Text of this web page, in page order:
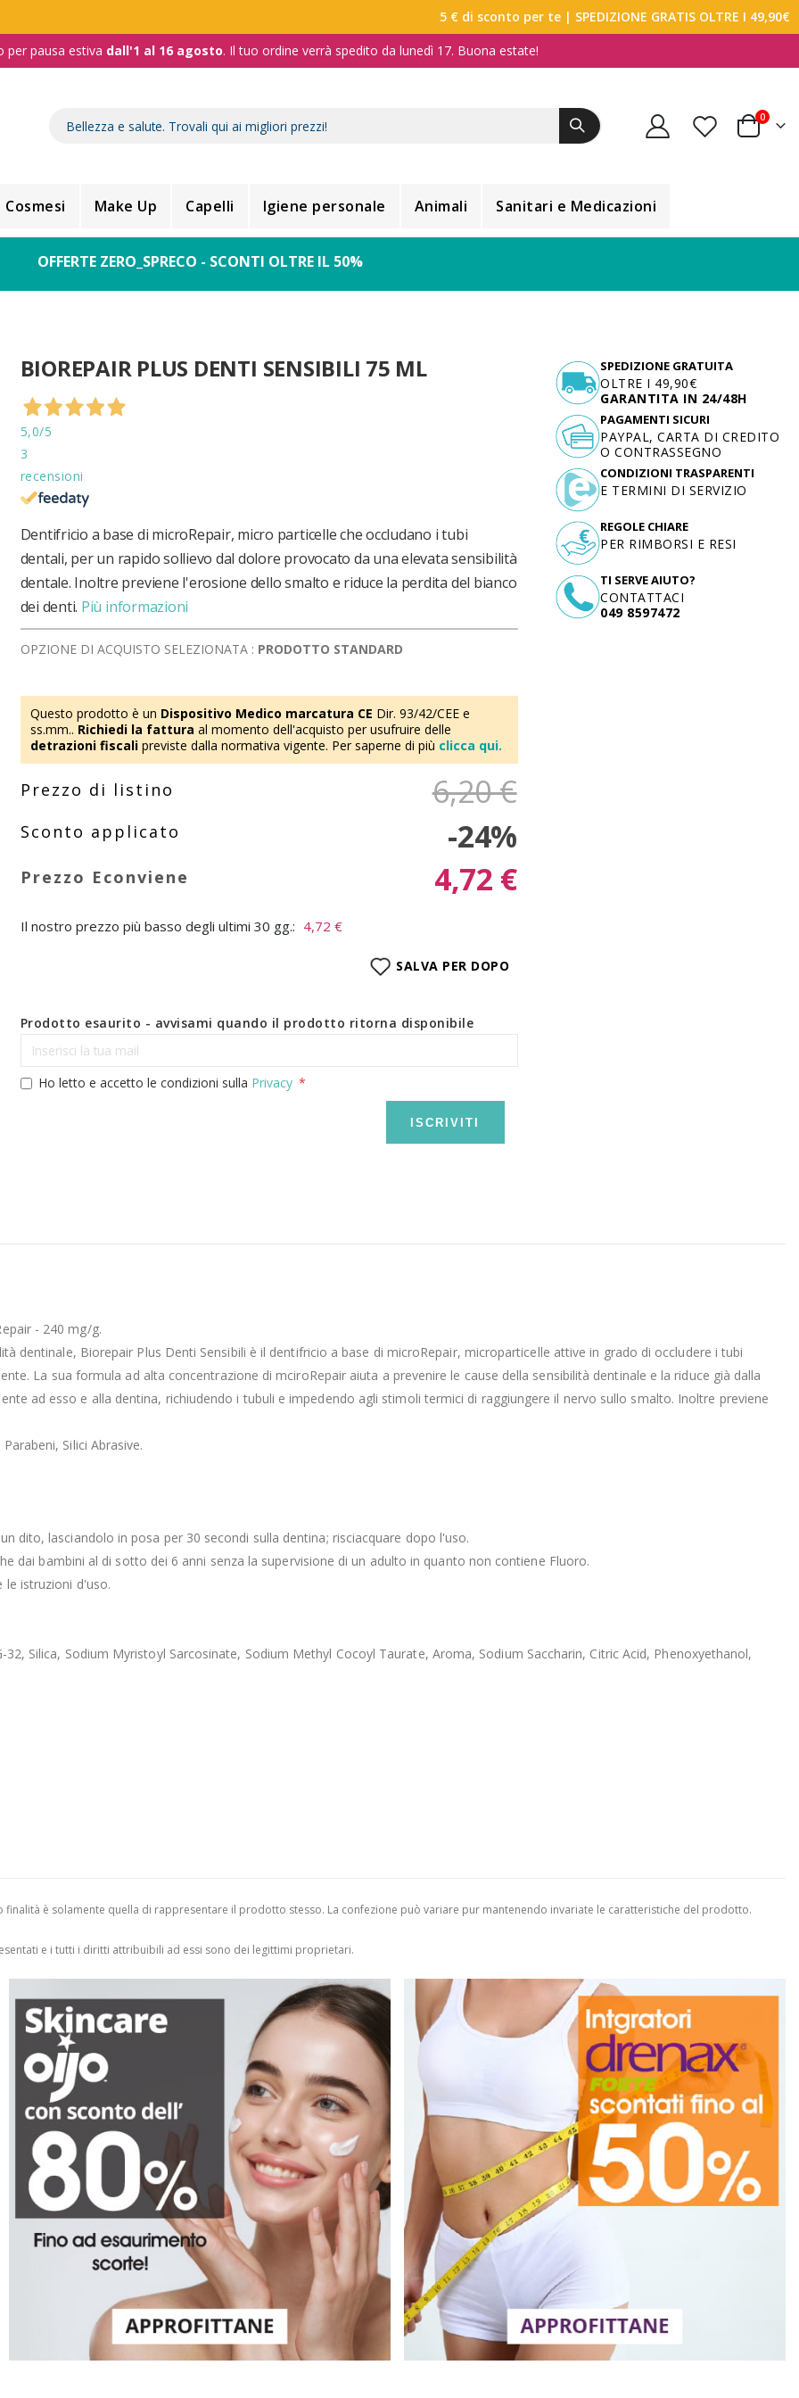
5 € di sconto per te | SPEDIZIONE GRATIS OLTRE I 49,90€
per pausa estiva dall'1 al 16 agosto. Il tuo ordine verrà spedito da lunedì 17. Buona estate!
Carrello
0
Cosmesi Make Up Capelli Igiene personale Animali Sanitari e Medicazioni
OFFERTE ZERO_SPRECO - SCONTI OLTRE IL 50%
BIOREPAIR PLUS DENTI SENSIBILI 75 ML
5,0/5
3
recensioni
Dentifricio a base di microRepair, micro particelle che occludano i tubi
dentali, per un rapido sollievo dal dolore provocato da una elevata sensibilità
dentale. Inoltre previene l'erosione dello smalto e riduce la perdita del bianco
dei denti. Più informazioni
OPZIONE DI ACQUISTO SELEZIONATA : PRODOTTO STANDARD
Questo prodotto è un Dispositivo Medico marcatura CE Dir. 93/42/CEE e
ss.mm.. Richiedi la fattura al momento dell'acquisto per usufruire delle
detrazioni fiscalipreviste dalla normativa vigente. Per saperne di più clicca qui.
6,20 €
-24%
4,72 €
Il nostro prezzo più basso degli ultimi 30 gg.: 4,72 €
SALVA PER DOPO
Prodotto esaurito - avvisami quando il prodotto ritorna disponibile
Ho letto e accetto le condizioni sulla Privacy
ISCRIVITI
SPEDIZIONE GRATUITA
OLTRE I 49,90€
GARANTITA IN 24/48H
TI SERVE AIUTO?
CONTATTACI
049 8597472
PAGAMENTI SICURI
PAYPAL, CARTA DI CREDITO
O CONTRASSEGNO
CONDIZIONI TRASPARENTI
E TERMINI DI SERVIZIO
REGOLE CHIARE
PER RIMBORSI E RESI
- 240 mg/g.
dentinale, Biorepair Plus Denti Sensibili è il dentifricio a base di microRepair, microparticelle attive in grado di occludere i tubi
La sua formula ad alta concentrazione di mciroRepair aiuta a prevenire le cause della sensibilità dentinale e la riduce già dalla
ad esso e alla dentina, richiudendo i tubuli e impedendo agli stimoli termici di raggiungere il nervo sullo smalto. Inoltre previene
Silici Abrasive.
dito, lasciandolo in posa per 30 secondi sulla dentina; risciacquare dopo l'uso.
dai bambini al di sotto dei 6 anni senza la supervisione di un adulto in quanto non contiene Fluoro.
le istruzioni d'uso.
Silica, Sodium Myristoyl Sarcosinate, Sodium Methyl Cocoyl Taurate, Aroma, Sodium Saccharin, Citric Acid, Phenoxyethanol,
è solamente quella di rappresentare il prodotto stesso. La confezione può variare pur mantenendo invariate le caratteristiche del prodotto.
e i tutti i diritti attribuibili ad essi sono dei legittimi proprietari.